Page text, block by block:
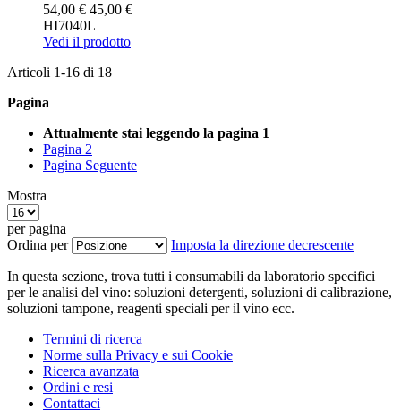
54,00 € 45,00 €
HI7040L
Vedi il prodotto
Articoli 1-16 di 18
Pagina
Attualmente stai leggendo la pagina 1
Pagina 2
Pagina Seguente
Mostra
per pagina
Ordina per
Imposta la direzione decrescente
In questa sezione, trova tutti i consumabili da laboratorio specifici
per le analisi del vino: soluzioni detergenti, soluzioni di calibrazione,
soluzioni tampone, reagenti speciali per il vino ecc.
Termini di ricerca
Norme sulla Privacy e sui Cookie
Ricerca avanzata
Ordini e resi
Contattaci